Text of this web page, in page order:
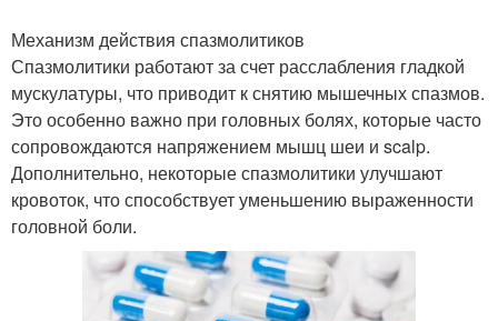
Механизм действия спазмолитиков
Спазмолитики работают за счет расслабления гладкой
мускулатуры, что приводит к снятию мышечных спазмов.
Это особенно важно при головных болях, которые часто
сопровождаются напряжением мышц шеи и scalp.
Дополнительно, некоторые спазмолитики улучшают
кровоток, что способствует уменьшению выраженности
головной боли.